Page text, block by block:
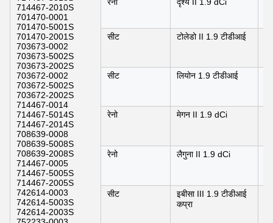
714467-2010S
701470-0001
701470-5001S
701470-2001S
703673-0002
703673-5002S
703673-2002S
703672-0002
703672-5002S
703672-2002S
714467-0014
714467-5014S
714467-2014S
708639-0008
708639-5008S
708639-2008S
714467-0005
714467-5005S
714467-2005S
742614-0003
742614-5003S
742614-2003S
सीट टोलेडो II 1.9 टीडीआई
सीट लियोन 1.9 टीडीआई
रेनो मेगन II 1.9 dCi
रेनो लैगुना II 1.9 dCi
सीट
इबीसा III 1.9 टीडीआई
कप्रा